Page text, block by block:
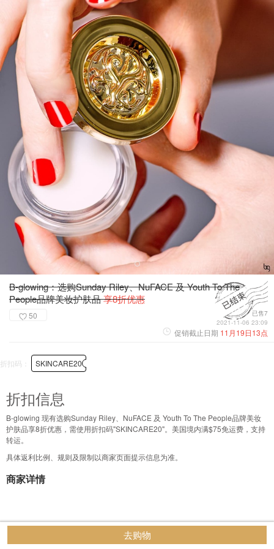
B-glowing：选购Sunday Riley、NuFACE 及 Youth To The
People品牌美妆护肤品享8折优惠
50
已售7
2021-11-06 23:09
促销截止日期 11月19日13点
折扣码： SKINCARE20
折扣信息
B-glowing 现有选购Sunday Riley、NuFACE 及 Youth To The People品牌美妆
护肤品享8折优惠，需使用折扣码"SKINCARE20"。美国境内满$75免运费，支持
转运。
具体返利比例、规则及限制以商家页面提示信息为准。
商家详情
去购物